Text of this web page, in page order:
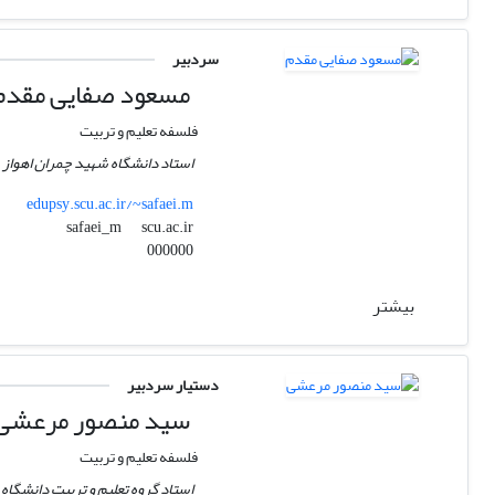
سردبیر
مسعود صفایی
فلسفه تعلیم و تربیت
استاد دانشگاه شهید چمران اهواز
edupsy.scu.ac.ir/~safaei.m
safaei_m
scu.ac.ir
000000
بیشتر
دستیار سردبیر
سید منصور
فلسفه تعلیم و تربیت